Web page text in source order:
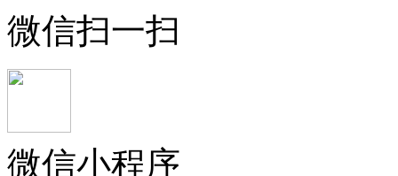
微信扫一扫
微信小程序